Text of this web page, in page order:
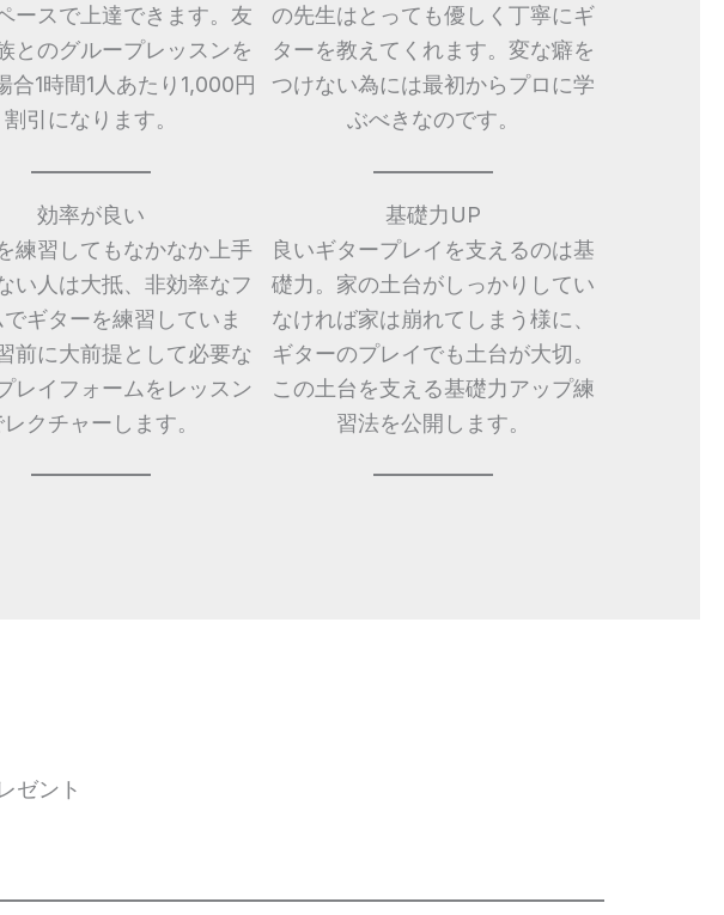
ースで上達できます。友
とのグループレッスンを
合1時間1人あたり1,000円
割引になります。
の先生はとっても優しく丁寧にギ
ターを教えてくれます。変な癖を
つけない為には最初からプロに学
ぶべきなのです。
効率が良い
練習してもなかなか上手
い人は大抵、非効率なフ
でギターを練習していま
前に大前提として必要な
レイフォームをレッスン
レクチャーします。
基礎力UP
良いギタープレイを支えるのは基
礎力。家の土台がしっかりしてい
なければ家は崩れてしまう様に、
ギターのプレイでも土台が大切。
この土台を支える基礎力アップ練
習法を公開します。
ゼント